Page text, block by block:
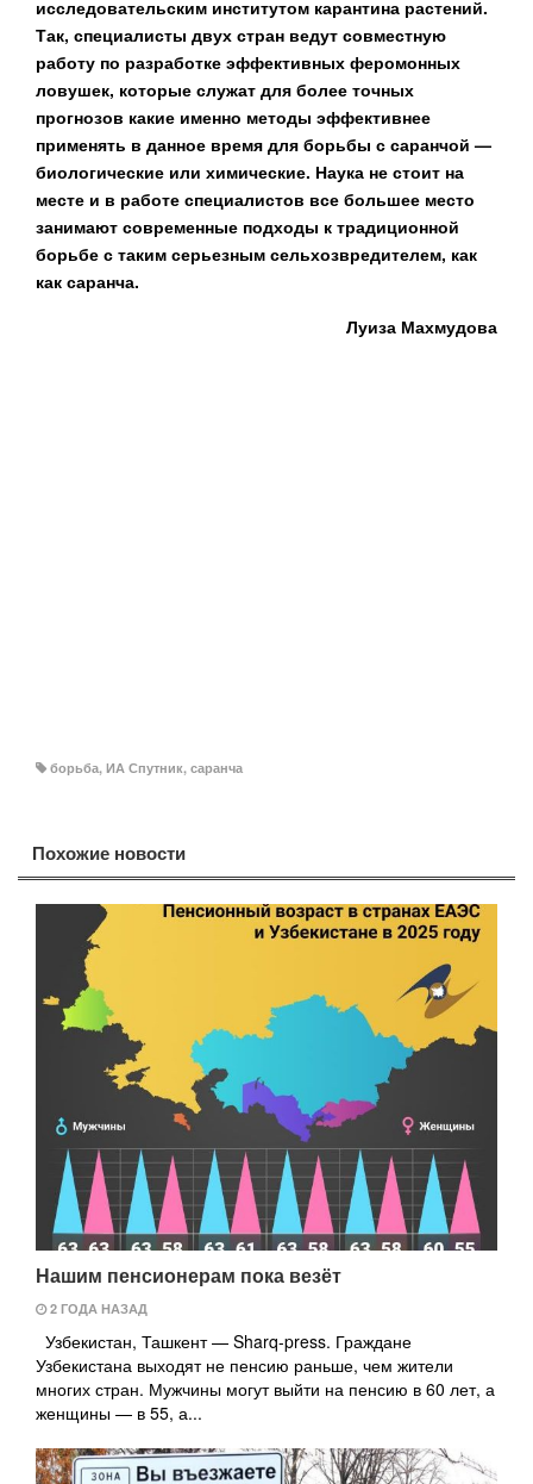
исследовательским институтом карантина растений.
Так, специалисты двух стран ведут совместную
работу по разработке эффективных феромонных
ловушек, которые служат для более точных
прогнозов какие именно методы эффективнее
применять в данное время для борьбы с саранчой —
биологические или химические. Наука не стоит на
месте и в работе специалистов все большее место
занимают современные подходы к традиционной
борьбе с таким серьезным сельхозвредителем, как
как саранча.
Луиза Махмудова
борьба, ИА Спутник, саранча
Похожие новости
Нашим пенсионерам пока везёт
2 ГОДА НАЗАД
Узбекистан, Ташкент — Sharq-press. Граждане
Узбекистана выходят не пенсию раньше, чем жители
многих стран. Мужчины могут выйти на пенсию в 60 лет, а
женщины — в 55, а...